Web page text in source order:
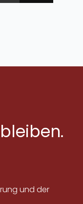
und der